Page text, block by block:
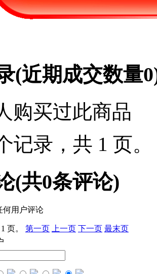
(近期成交数量0
购买过此商品
记录，共 1 页。
(共0条评论)
何用户评论
页。 第一页 上一页 下一页 最末页